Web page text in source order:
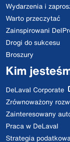
Wydarzenia i
Warto przeczytać
Zainspirowani
Drogi do sukcesu
Broszury
Kim
DeLaval Corporate
Zrównoważony
Zainteresowany
Praca w DeLaval
Strategia